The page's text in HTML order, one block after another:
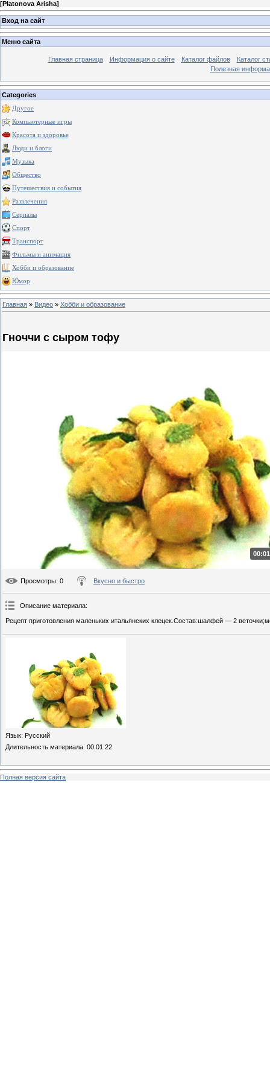
[Platonova Arisha]
Вход на сайт
Меню сайта
Главная страница Информация о сайте Каталог файлов
Каталог
Полезная
Categories
Другое
Компьютерные игры
Красота и здоровье
Люди и блоги
Музыка
Общество
Путешествия и события
Развлечения
Сериалы
Спорт
Транспорт
Фильмы и анимация
Хобби и образование
Юмор
Главная » Видео » Хобби и образование
Гноччи с сыром тофу
Просмотры: 0 Вкусно и быстро
Описание материала:
Рецепт приготовления маленьких итальянских клецек.Состав:шалфей — 2
Язык: Русский
Длительность материала: 00:01:22
Полная версия сайта